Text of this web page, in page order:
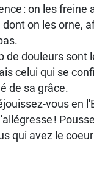
: on les freine
on les orne,
de douleurs sont
celui qui se
de sa grâce.
vous en
!
qui avez le